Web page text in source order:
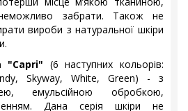
забрати. Також не
вироби з натуральної шкіри
"Capri" (6 наступних кольорів:
Skyway, White, Green) - з
емульсійною обробкою,
Дана серія шкіри не